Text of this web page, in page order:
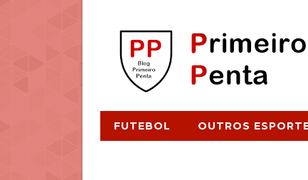
FUTEBOL OUTROS